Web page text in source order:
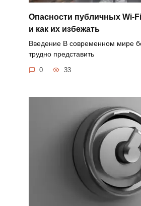
Опасности публичных Wi-
и как их избежать
Введение В современном мире
трудно представить
0 33